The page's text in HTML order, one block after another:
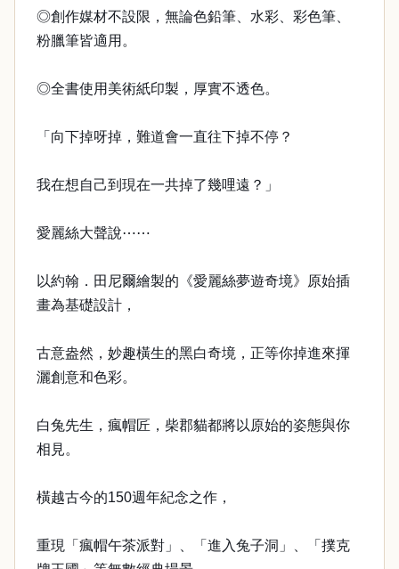
◎創作媒材不設限，無論色鉛筆、水彩、彩色筆、
粉臘筆皆適用。
◎全書使用美術紙印製，厚實不透色。
「向下掉呀掉，難道會一直往下掉不停？
我在想自己到現在一共掉了幾哩遠？」
愛麗絲大聲說⋯⋯
以約翰．田尼爾繪製的《愛麗絲夢遊奇境》原始插
畫為基礎設計，
古意盎然，妙趣橫生的黑白奇境，正等你掉進來揮
灑創意和色彩。
白兔先生，瘋帽匠，柴郡貓都將以原始的姿態與你
相見。
橫越古今的150週年紀念之作，
重現「瘋帽午茶派對」、「進入兔子洞」、「撲克